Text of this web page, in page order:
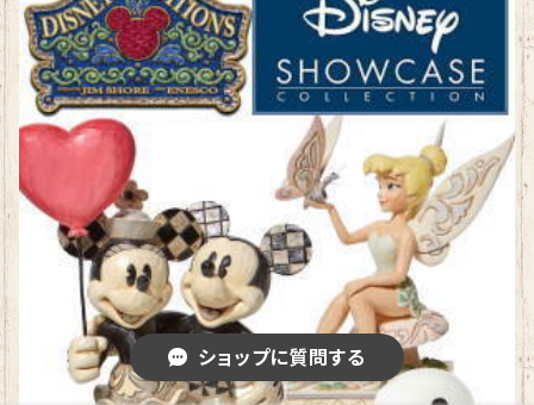
ショップに質問する